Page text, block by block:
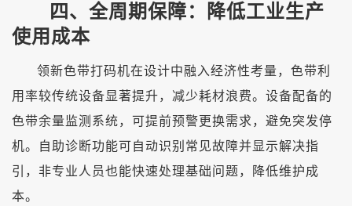
四、全周期保障：降低工业生产
使用成本
领新色带打码机在设计中融入经济性考量，色带利
用率较传统设备显著提升，减少耗材浪费。设备配备的
色带余量监测系统，可提前预警更换需求，避免突发停
机。自助诊断功能可自动识别常见故障并显示解决指
引，非专业人员也能快速处理基础问题，降低维护成
本。